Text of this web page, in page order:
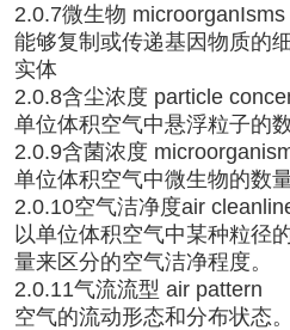
2.0.7微生物 microorganIsms
能够复制或传递基因物质的
实体
2.0.8含尘浓度 particle
单位体积空气中悬浮粒子的
2.0.9含菌浓度
单位体积空气中微生物的数量
2.0.10空气洁净度air
以单位体积空气中某种粒径
量来区分的空气洁净程度。
2.0.11气流流型 air pattern
空气的流动形态和分布状态。